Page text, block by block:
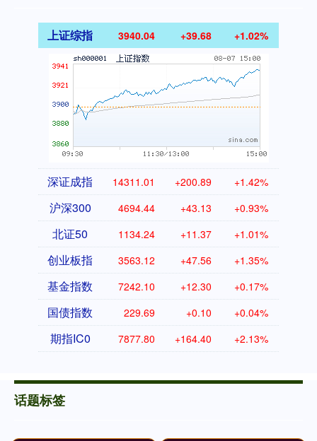
上证综指 3940.04 +39.68 +1.02%
深证成指 14311.01 +200.89 +1.42%
沪深300 4694.44 +43.13 +0.93%
北证50 1134.24 +11.37 +1.01%
创业板指 3563.12 +47.56 +1.35%
基金指数 7242.10 +12.30 +0.17%
国债指数 229.69 +0.10 +0.04%
期指IC0 7877.80 +164.40 +2.13%
话题标签